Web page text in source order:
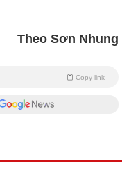
Theo Sơn Nhung
Copy link